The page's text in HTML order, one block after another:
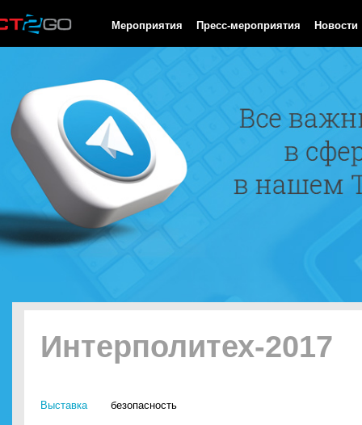
Мероприятия Пресс-мероприятия Новости
Интерполитех-2017
Выставка безопасность